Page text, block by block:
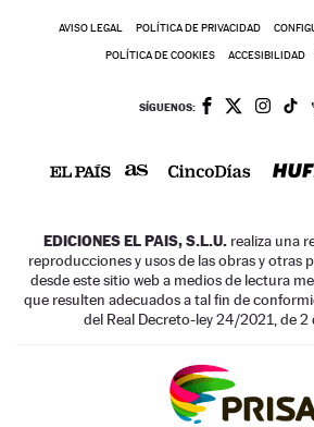
AVISO LEGAL POLÍTICA DE PRIVACIDAD
POLÍTICA DE COOKIES ACCESIBILIDAD
SÍGUENOS:
EDICIONES EL PAIS, S.L.U. realiza una
reproducciones y usos de las obras y otras
desde este sitio web a medios de lectura
que resulten adecuados a tal fin de
del Real Decreto-ley 24/2021, de 2